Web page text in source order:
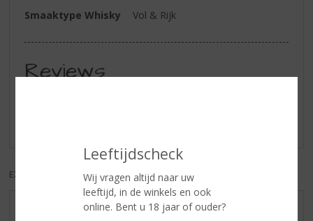
Leeftijdscheck
Wij vragen altijd naar uw
leeftijd, in de winkels en ook
online. Bent u 18 jaar of ouder?
Smaaktype Whisky
Vol & Rijk
Reviews
EXCL. BTW INCL. BTW
AANBIEDINGEN